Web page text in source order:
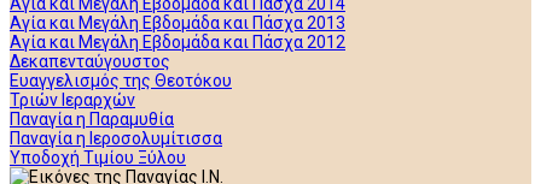
Αγία και Μεγάλη Εβδομάδα και Πάσχα 2013
Αγία και Μεγάλη Εβδομάδα και Πάσχα 2012
Δεκαπενταύγουστος
Ευαγγελισμός της Θεοτόκου
Τριών Ιεραρχών
Παναγία η Παραμυθία
Παναγία η Ιεροσολυμίτισσα
Υποδοχή Τιμίου Ξύλου